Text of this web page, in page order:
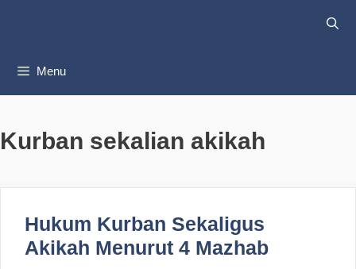
Menu
Kurban sekalian akikah
Hukum Kurban Sekaligus
Akikah Menurut 4 Mazhab